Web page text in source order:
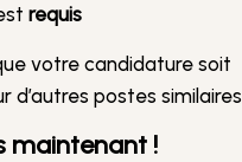
requis
votre candidature soit
d’autres postes similaires
maintenant !